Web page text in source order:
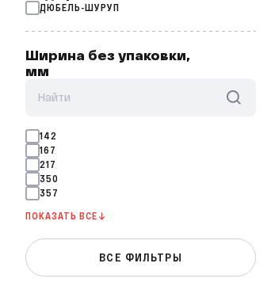
ДЮБЕЛЬ-ШУРУП
Ширина без упаковки,
мм
142
167
217
350
357
ПОКАЗАТЬ ВСЕ ↓
ВСЕ ФИЛЬТРЫ